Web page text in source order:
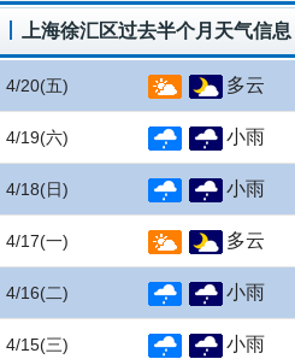
上海徐汇区过去半个月天气信息
4/20(五) 多云
4/19(六) 小雨
4/18(日) 小雨
4/17(一) 多云
4/16(二) 小雨
4/15(三) 小雨